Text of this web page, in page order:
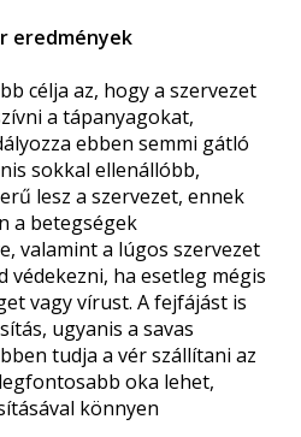
eredmények
célja az, hogy a szervezet
a tápanyagokat,
ebben semmi gátló
sokkal ellenállóbb,
lesz a szervezet, ennek
a betegségek
valamint a lúgos szervezet
ha esetleg mégis
vagy vírust. A fejfájást is
ugyanis a savas
tudja a vér szállítani az
oka lehet,
könnyen